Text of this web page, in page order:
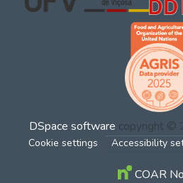
DSpace software copyright ©
Cookie settings Accessibility
COAR